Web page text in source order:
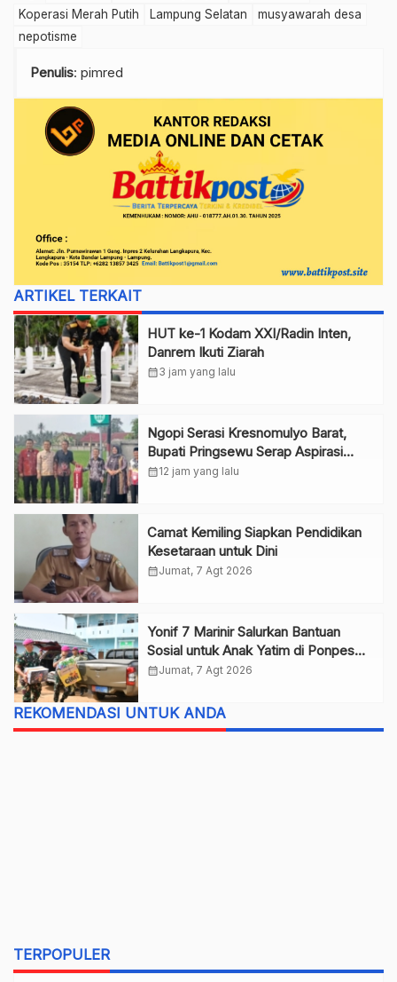
Koperasi Merah Putih
Lampung Selatan
musyawarah desa
nepotisme
Penulis: pimred
ARTIKEL TERKAIT
HUT ke-1 Kodam XXI/Radin Inten,
Danrem Ikuti Ziarah
calendar_month3 jam yang lalu
Ngopi Serasi Kresnomulyo Barat,
Bupati Pringsewu Serap Aspirasi
Warga
calendar_month12 jam yang lalu
Camat Kemiling Siapkan Pendidikan
Kesetaraan untuk Dini
calendar_monthJumat, 7 Agt 2026
Yonif 7 Marinir Salurkan Bantuan
Sosial untuk Anak Yatim di Ponpes
Nurul Huda
calendar_monthJumat, 7 Agt 2026
REKOMENDASI UNTUK ANDA
TERPOPULER